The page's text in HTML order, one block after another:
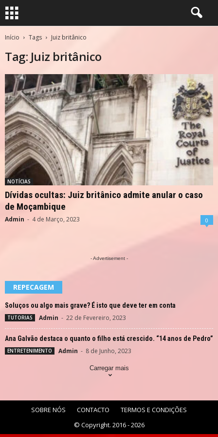
Início Tags Juiz britânico
Tag: Juiz britânico
NOTÍCIAS
Dívidas ocultas: Juiz britânico admite anular o caso
de Moçambique
Admin - 4 de Março, 2023 0
- Advertisement -
REPECAGEM
Soluços ou algo mais grave? É isto que deve ter em conta
TUTORIAS Admin - 22 de Fevereiro, 2023
Ana Galvão destaca o quanto o filho está crescido. “14 anos de Pedro”
ENTRETENIMENTO Admin - 8 de Junho, 2023
Carregar mais
SOBRE NÓS CONTACTO
TERMOS E CONDIÇÕES
© Copyright. 2016 - 2026